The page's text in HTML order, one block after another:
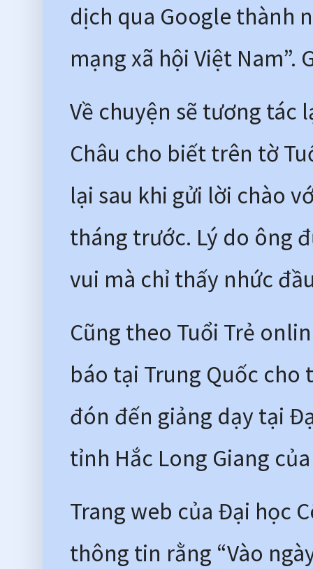
dịch qua Google thành
mạng xã hội Việt Nam”.
Về chuyện sẽ tương tác
Châu cho biết trên tờ
lại sau khi gửi lời chào
tháng trước. Lý do ông
vui mà chỉ thấy nhức
Cũng theo Tuổi Trẻ
báo tại Trung Quốc cho
đón đến giảng dạy tại
tỉnh Hắc Long Giang
Trang web của Đại học
thông tin rằng “Vào